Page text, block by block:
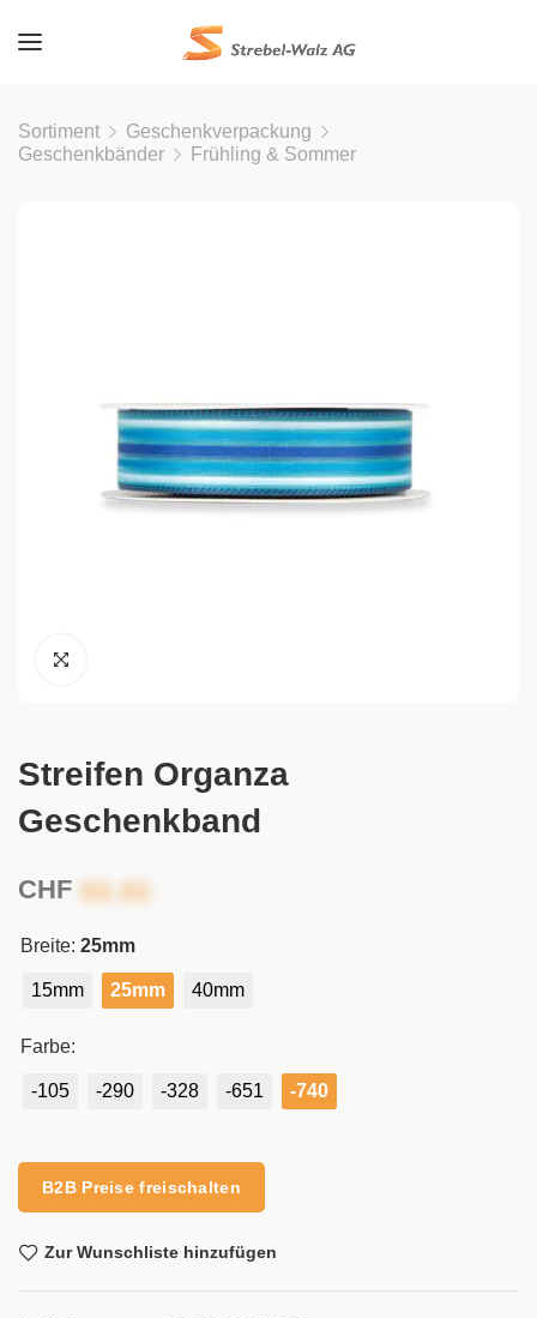
Sortiment
Geschenkverpackung
Geschenkbänder
Frühling & Sommer
Streifen Organza
Geschenkband
CHF
Breite: 25mm
15mm 25mm 40mm
Farbe:
-105 -290 -328 -651 -740
B2B Preise freischalten
Zur Wunschliste hinzufügen